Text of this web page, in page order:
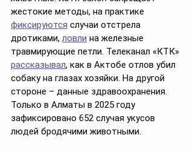
жестокие методы, на практике
фиксируются случаи отстрела
дротиками, ловли на железные
травмирующие петли. Телеканал «КТК»
рассказывал, как в Актобе отлов убил
собаку на глазах хозяйки. На другой
стороне – данные здравоохранения.
Только в Алматы в 2025 году
зафиксировано 652 случая укусов
людей бродячими животными.